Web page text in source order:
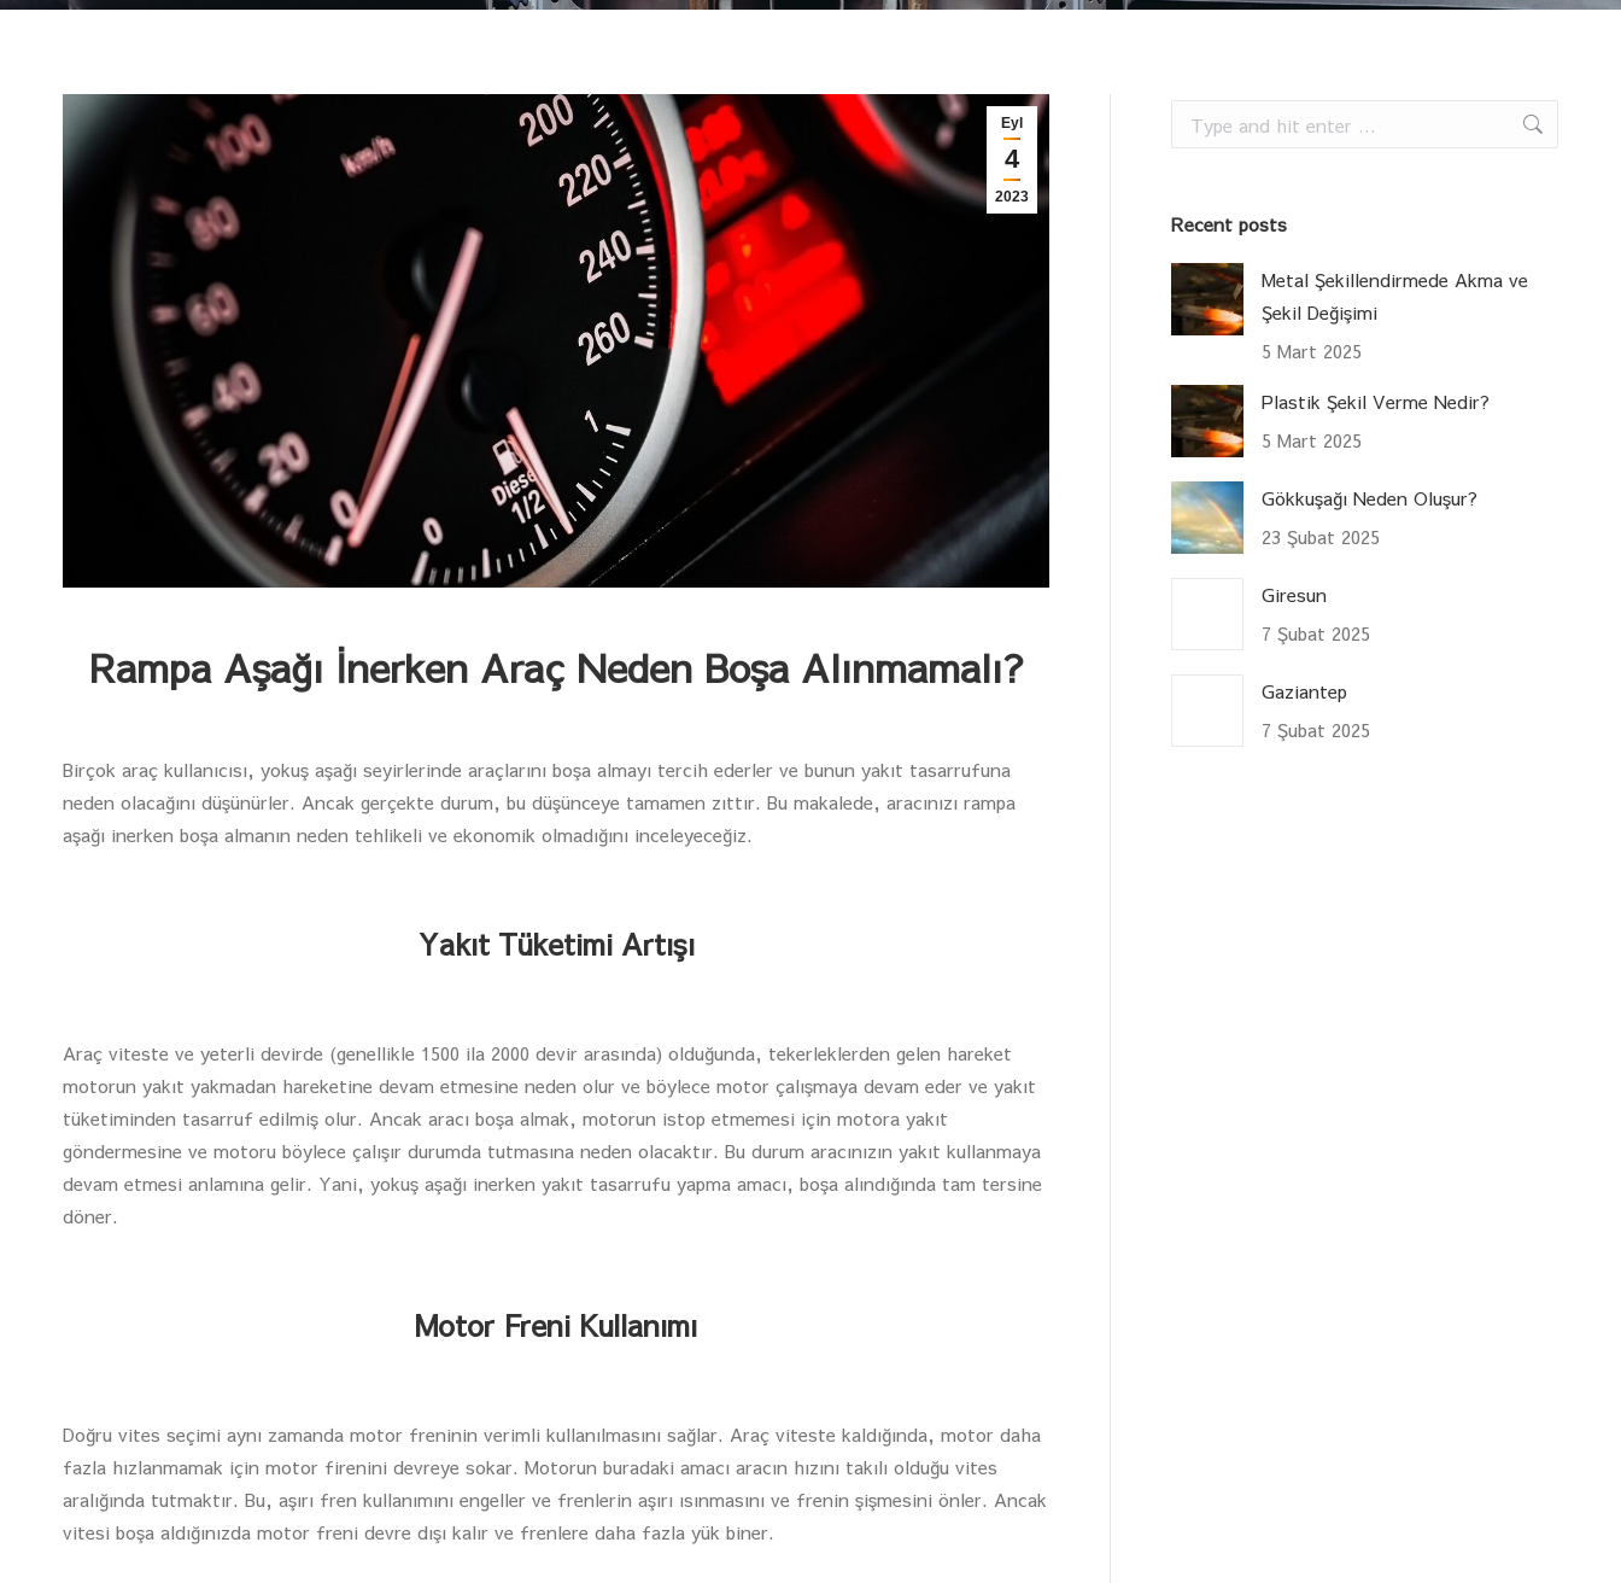
Eyl
4
2023
Rampa Aşağı İnerken Araç Neden Boşa Alınmamalı?
Birçok araç kullanıcısı, yokuş aşağı seyirlerinde araçlarını boşa almayı tercih ederler ve bunun yakıt tasarrufuna
neden olacağını düşünürler. Ancak gerçekte durum, bu düşünceye tamamen zıttır. Bu makalede, aracınızı rampa
aşağı inerken boşa almanın neden tehlikeli ve ekonomik olmadığını inceleyeceğiz.
Yakıt Tüketimi Artışı
Araç viteste ve yeterli devirde (genellikle 1500 ila 2000 devir arasında) olduğunda, tekerleklerden gelen hareket
motorun yakıt yakmadan hareketine devam etmesine neden olur ve böylece motor çalışmaya devam eder ve yakıt
tüketiminden tasarruf edilmiş olur. Ancak aracı boşa almak, motorun istop etmemesi için motora yakıt
göndermesine ve motoru böylece çalışır durumda tutmasına neden olacaktır. Bu durum aracınızın yakıt kullanmaya
devam etmesi anlamına gelir. Yani, yokuş aşağı inerken yakıt tasarrufu yapma amacı, boşa alındığında tam tersine
döner.
Motor Freni Kullanımı
Doğru vites seçimi aynı zamanda motor freninin verimli kullanılmasını sağlar. Araç viteste kaldığında, motor daha
fazla hızlanmamak için motor firenini devreye sokar. Motorun buradaki amacı aracın hızını takılı olduğu vites
aralığında tutmaktır. Bu, aşırı fren kullanımını engeller ve frenlerin aşırı ısınmasını ve frenin şişmesini önler. Ancak
vitesi boşa aldığınızda motor freni devre dışı kalır ve frenlere daha fazla yük biner.
Search:
Recent posts
Metal Şekillendirmede Akma ve
Şekil Değişimi
5 Mart 2025
Plastik Şekil Verme Nedir?
5 Mart 2025
Gökkuşağı Neden Oluşur?
23 Şubat 2025
Giresun
7 Şubat 2025
Gaziantep
7 Şubat 2025